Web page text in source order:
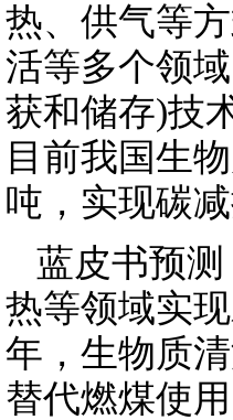
热、供气等
活等多个领
获和储存)技
目前我国生
吨，实现碳
蓝皮书预
热等领域实
年，生物质
替代燃煤使